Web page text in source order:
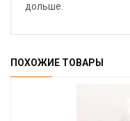
дольше.
ПОХОЖИЕ ТОВАРЫ